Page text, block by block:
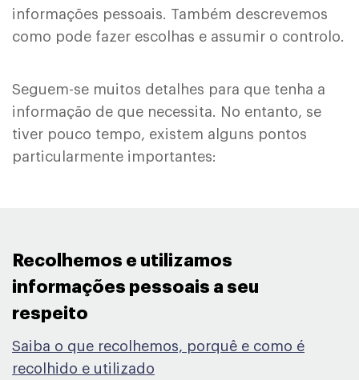
informações pessoais. Também descrevemos
como pode fazer escolhas e assumir o controlo.
Seguem-se muitos detalhes para que tenha a
informação de que necessita. No entanto, se
tiver pouco tempo, existem alguns pontos
particularmente importantes:
Recolhemos e utilizamos
informações pessoais a seu
respeito ​
Saiba o que recolhemos, porquê e como é
recolhido e utilizado